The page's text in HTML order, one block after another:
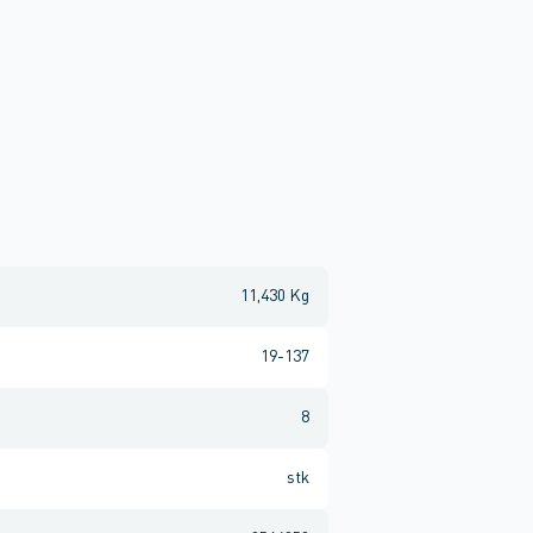
11,430 Kg
19-137
8
stk